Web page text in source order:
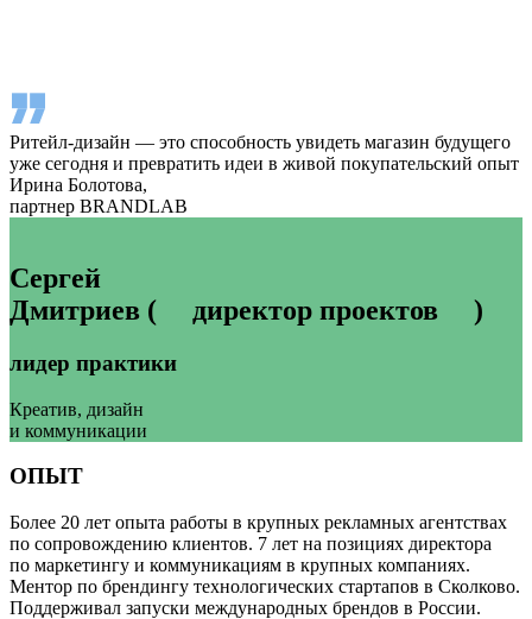
Ритейл-дизайн — это способность увидеть магазин будущего
уже сегодня и превратить идеи в живой покупательский опыт
Ирина Болотова,
партнер BRANDLAB
Сергей
Дмитриев ( директор проектов )
лидер практики
Креатив, дизайн
и коммуникации
ОПЫТ
Более 20 лет опыта работы в крупных рекламных агентствах
по сопровождению клиентов. 7 лет на позициях директора
по маркетингу и коммуникациям в крупных компаниях.
Ментор по брендингу технологических стартапов в Сколково.
Поддерживал запуски международных брендов в России.